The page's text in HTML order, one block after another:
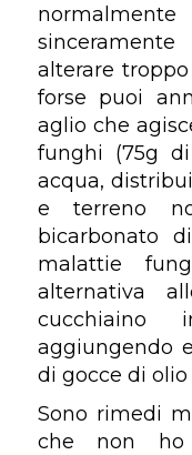
alterare
forse puoi
aglio che
funghi (75g
acqua,
e terreno
bicarbonato
malattie
alternativa
aggiungendo
di gocce di olio
Sono rimedi
che non ho